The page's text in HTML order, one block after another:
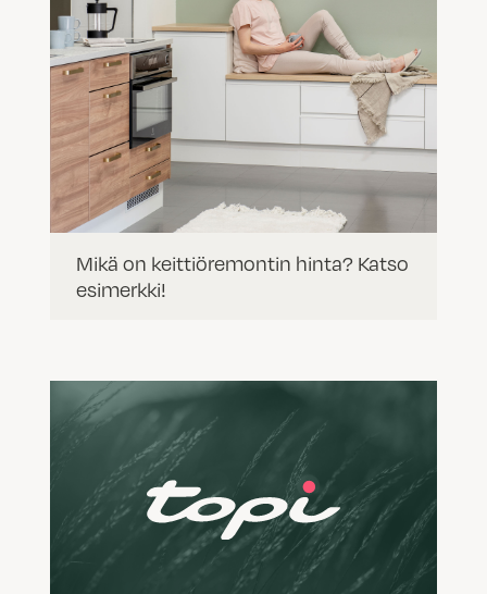
Mikä on keittiöremontin hinta? Katso
esimerkki!